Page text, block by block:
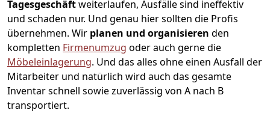
Tagesgeschäftweiterlaufen, Ausfälle sind ineffektiv
und schaden nur. Und genau hier sollten die Profis
übernehmen. Wir planen und organisieren den
kompletten Firmenumzug oder auch gerne die
Möbeleinlagerung. Und das alles ohne einen Ausfall der
Mitarbeiter und natürlich wird auch das gesamte
Inventar schnell sowie zuverlässig von A nach B
transportiert.